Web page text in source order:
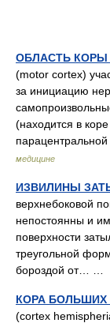
ОБЛАСТЬ КОРЫ
(motor cortex)
за инициацию
(находится в
медицине
ИЗВИЛИНЫ
верхнебоковой
непостоянны и
поверхности
треугольной
бороздой от… …
КОРА
(cortex